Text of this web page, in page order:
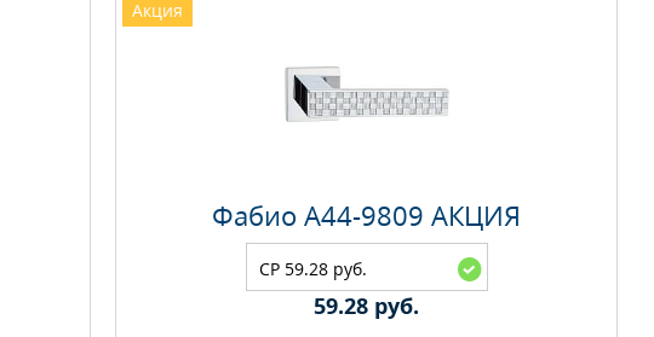
Акция
Фабио A44-9809 АКЦИЯ
CP 59.28 руб.
59.28 руб.